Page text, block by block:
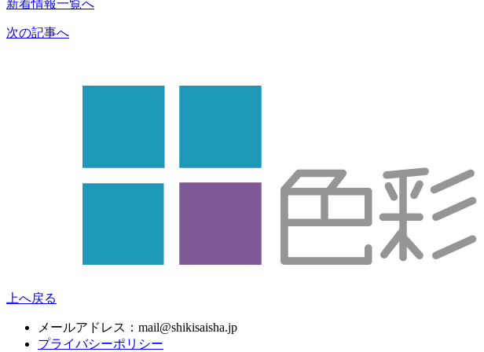
新着情報一覧へ
次の記事へ
上へ戻る
メールアドレス：mail@shikisaisha.jp
プライバシーポリシー